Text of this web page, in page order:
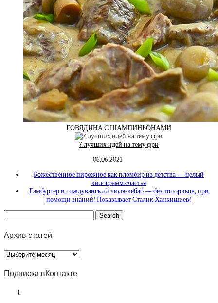
ГОВЯДИНА С ШАМПИНЬОНАМИ
7 лучших идей на тему фри
06.06.2021
Божественное пирожное как пломбир из детства — целый
килограмм счастья
Гамбургер и гиждуванский люля-кебаб — без топориков, при
помощи знаний! Показывает Сталик Ханкишиев!
Архив статей
Архив
статей
Подписка вКонтакте